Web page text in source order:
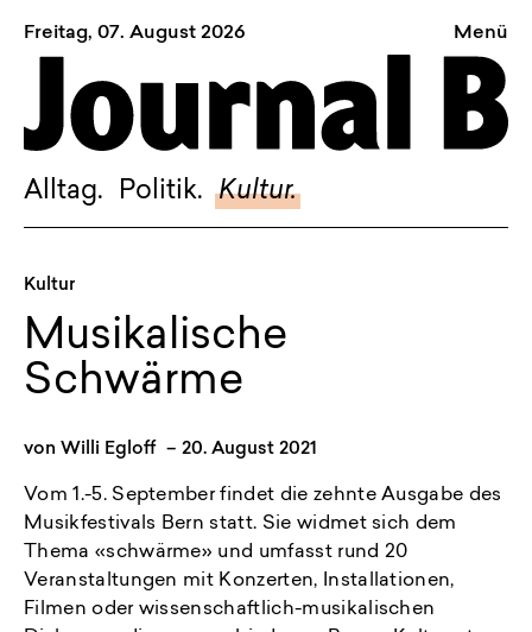
Freitag, 07. August 2026
Alltag. Politik. Kultur.
Menü
Sagt, was Bern bewegt
Alltag.
Politik.
Kultur.
Dossier.
Suche.
INSTAGRAM
BLUESKY
Kultur
Musikalische
Schwärme
von Willi Egloff – 20. August 2021
Vom 1.-5. September findet die zehnte Ausgabe des
Musikfestivals Bern statt. Sie widmet sich dem
Thema «schwärme» und umfasst rund 20
Veranstaltungen mit Konzerten, Installationen,
Filmen oder wissenschaftlich-musikalischen